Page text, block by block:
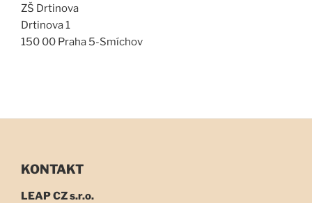
ZŠ Drtinova
Drtinova 1
150 00 Praha 5-Smíchov
KONTAKT
LEAP CZ s.r.o.